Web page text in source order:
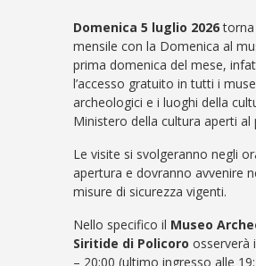
Domenica 5 luglio 2026 torna
mensile con la Domenica al
prima domenica del mese,
l’accesso gratuito in tutti i
archeologici e i luoghi della
Ministero della cultura aperti al
Le visite si svolgeranno negli
apertura e dovranno avvenire
misure di sicurezza vigenti.
Nello specifico il Museo
Siritide di Policoro osserverà
– 20:00 (ultimo ingresso alle